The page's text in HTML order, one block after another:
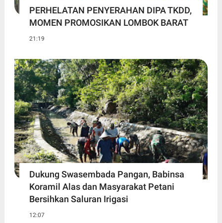
PERHELATAN PENYERAHAN DIPA TKDD,
MOMEN PROMOSIKAN LOMBOK BARAT
21:19
Dukung Swasembada Pangan, Babinsa
Koramil Alas dan Masyarakat Petani
Bersihkan Saluran Irigasi
12:07